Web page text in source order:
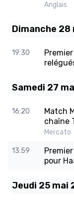
Anglais
Dimanche 28
19:30
Samedi 27
16:20
Match
chaîne
Mercato
13:59
pour
Jeudi 25 mai